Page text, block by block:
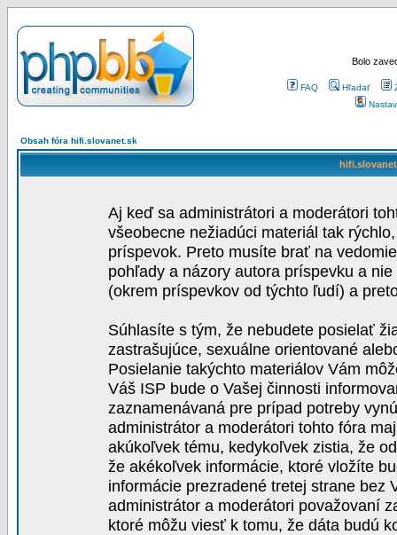
Bolo
FAQ Hľadať
Obsah fóra hifi.slovanet.sk
Aj keď sa administrátori a moderátori
všeobecne nežiadúci materiál tak
príspevok. Preto musíte brať na
pohľady a názory autora príspevku a
(okrem príspevkov od týchto ľudí) a
Súhlasíte s tým, že nebudete posielať
zastrašujúce, sexuálne orientované
Posielanie takýchto materiálov Vám
Váš ISP bude o Vašej činnosti
zaznamenávaná pre prípad potreby
administrátor a moderátori tohto fóra
akúkoľvek tému, kedykoľvek zistia, že
že akékoľvek informácie, ktoré vložíte
informácie prezradené tretej strane bez
administrátor a moderátori považovaní
ktoré môžu viesť k tomu, že dáta budú